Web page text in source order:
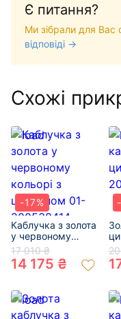
Є питання?
Ми зібрали для Вас
відповіді →
Схожі
-17%
Каблучка з золота
у червоному
кольорі з
цирконом 01-
200538414
17 010 ₴
14 175 ₴